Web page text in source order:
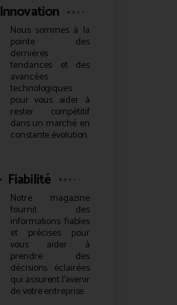
Innovation
Nous sommes à la
pointe des
dernières
tendances et des
avancées
technologiques
pour vous aider à
rester compétitif
dans un marché en
constante évolution.
Fiabilité
Notre magazine
fournit des
informations fiables
et précises pour
vous aider à
prendre des
décisions éclairées
qui assurent l’avenir
de votre entreprise.